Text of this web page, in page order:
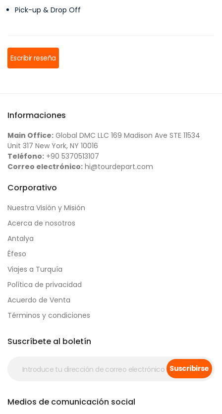
Pick-up & Drop Off
Escribir reseña
Informaciones
Main Office: Global DMC LLC 169 Madison Ave STE 11534
Unit 317 New York, NY 10016
Teléfono: +90 5370513107
Correo electrónico: hi@tourdepart.com
Corporativo
Nuestra Visión y Misión
Acerca de nosotros
Antalya
Éfeso
Viajes a Turquía
Política de privacidad
Acuerdo de Venta
Términos y condiciones
Suscríbete al boletín
Suscribirse
Medios de comunicación social